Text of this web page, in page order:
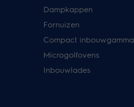
Dampkappen
Fornuizen
Compact inbouwgamma
Microgolfovens
Inbouwlades